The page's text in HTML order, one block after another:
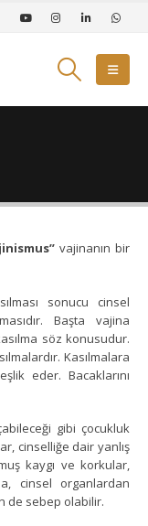
vajinanın bir
sonucu cinsel
Başta vajina
söz konusudur.
Kasılmalara
eder. Bacaklarını
gibi çocukluk
cinselliğe dair yanlış
kaygı ve korkular,
cinsel organlardan
de sebep olabilir.